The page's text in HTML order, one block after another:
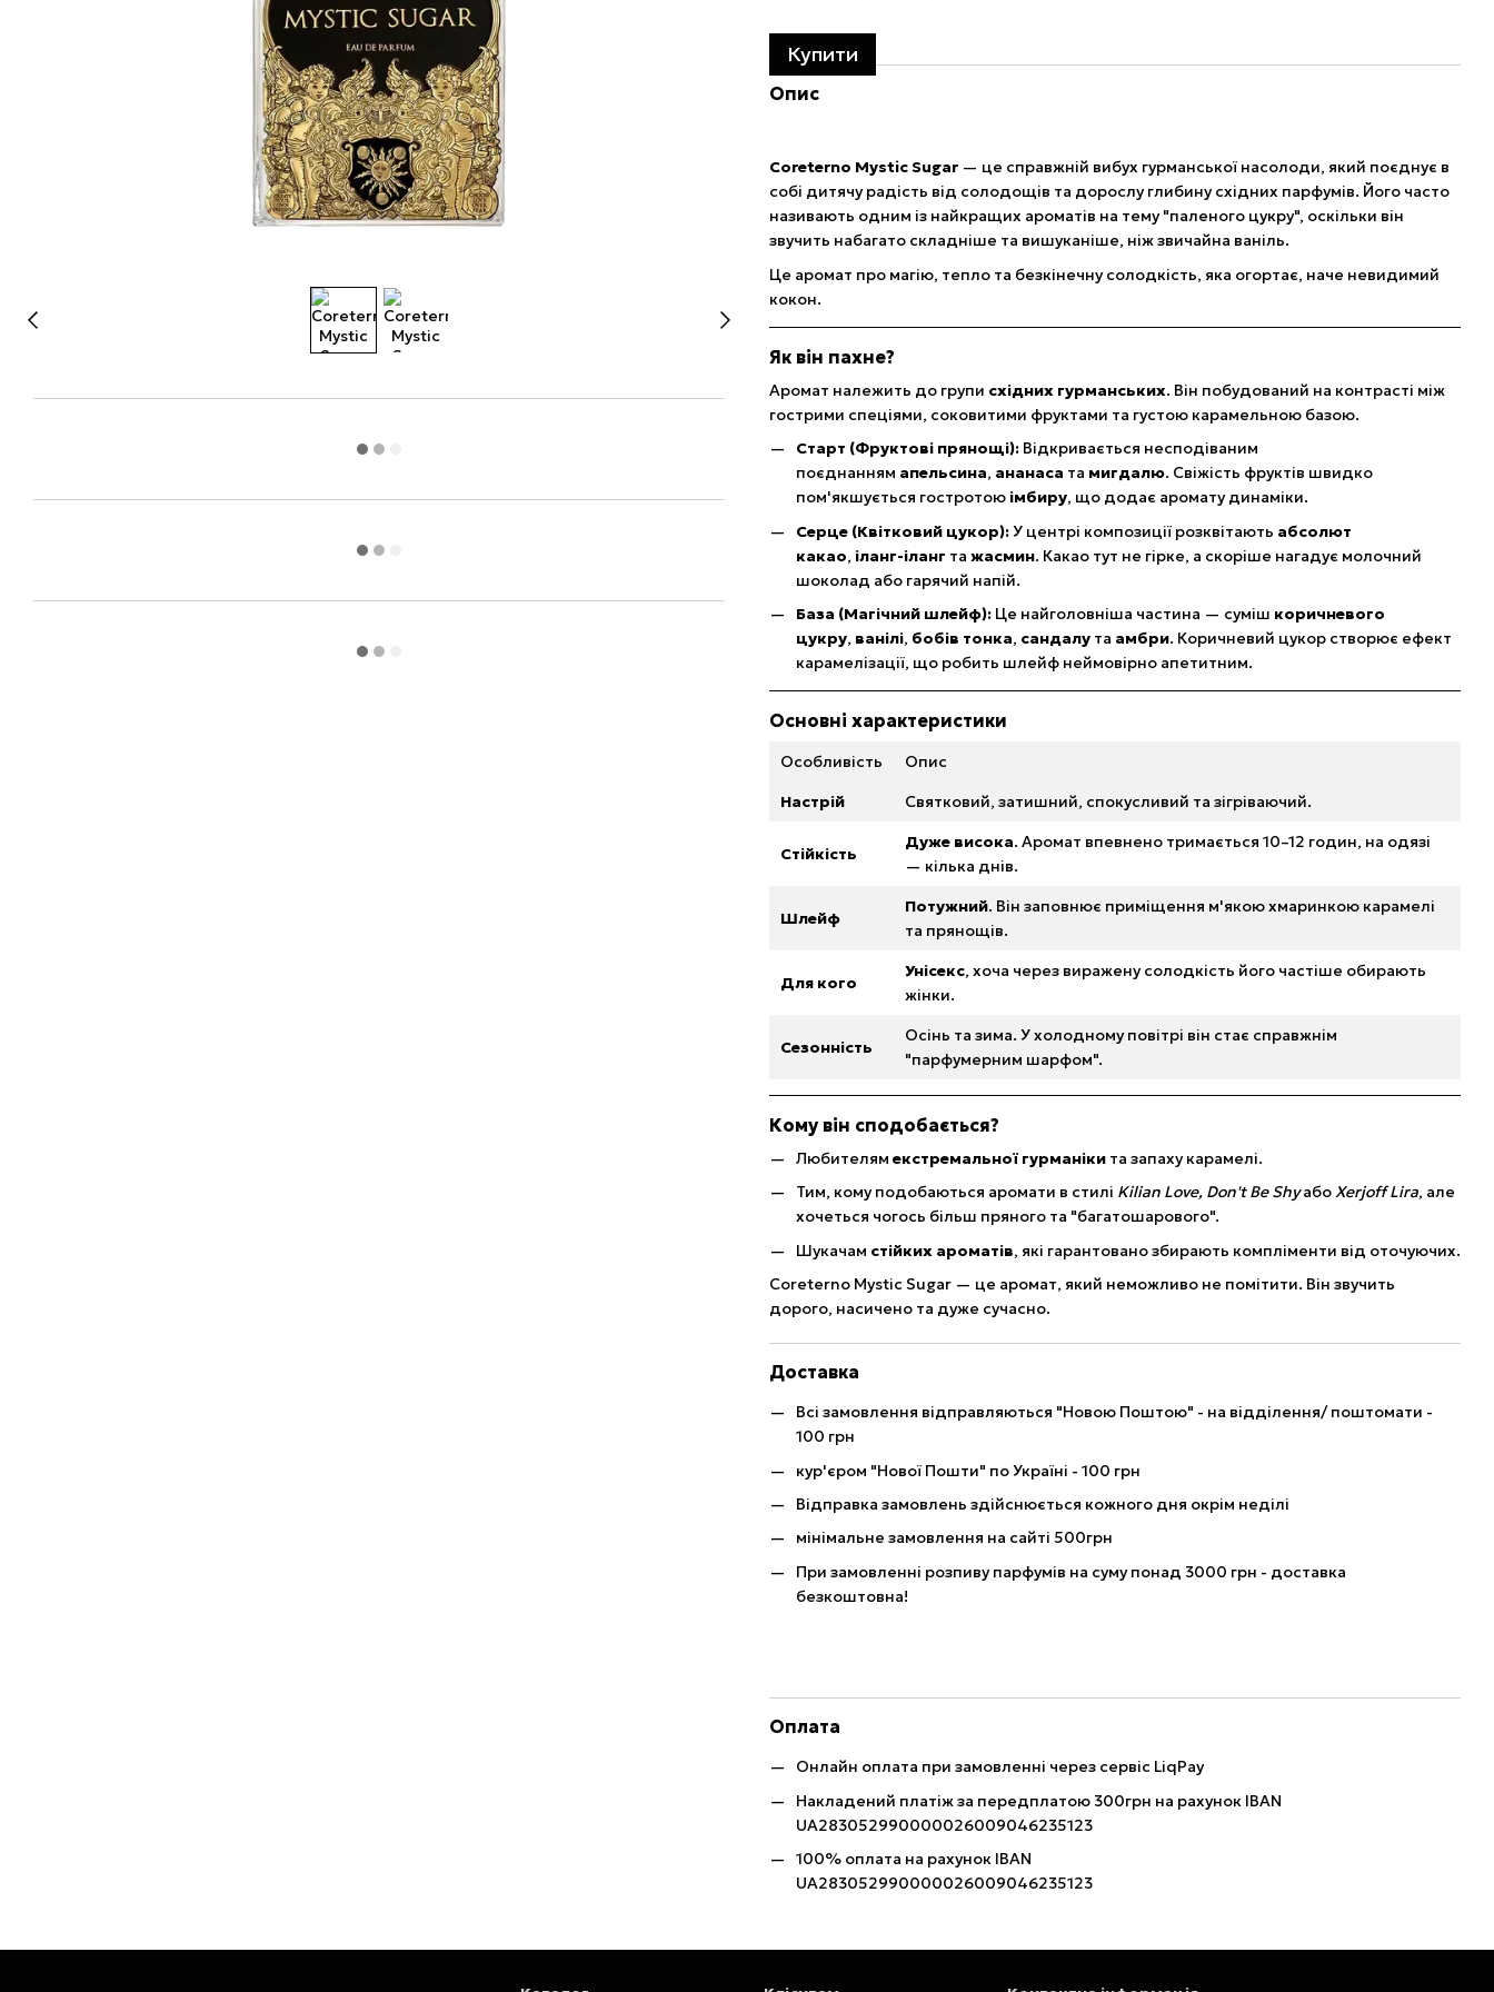
Купити
Опис
Coreterno Mystic Sugar — це справжній вибух гурманської насолоди, який поєднує в
собі дитячу радість від солодощів та дорослу глибину східних парфумів. Його часто
називають одним із найкращих ароматів на тему "паленого цукру", оскільки він
звучить набагато складніше та вишуканіше, ніж звичайна ваніль.
Це аромат про магію, тепло та безкінечну солодкість, яка огортає, наче невидимий
кокон.
Як він пахне?
Аромат належить до групи східних гурманських. Він побудований на контрасті між
гострими спеціями, соковитими фруктами та густою карамельною базою.
Старт (Фруктові прянощі): Відкривається несподіваним
поєднанням апельсина, ананаса та мигдалю. Свіжість фруктів швидко
пом'якшується гостротою імбиру, що додає аромату динаміки.
Серце (Квітковий цукор):У центрі композиції розквітають абсолют
какао, іланг-іланг та жасмин. Какао тут не гірке, а скоріше нагадує молочний
шоколад або гарячий напій.
База (Магічний шлейф): Це найголовніша частина — суміш коричневого
цукру, ванілі, бобів тонка, сандалу та амбри. Коричневий цукор створює ефект
карамелізації, що робить шлейф неймовірно апетитним.
Основні характеристики
Особливість
Опис
Настрій
Святковий, затишний, спокусливий та зігріваючий.
Стійкість
Дуже висока. Аромат впевнено тримається 10–12 годин, на одязі
— кілька днів.
Шлейф
Потужний. Він заповнює приміщення м'якою хмаринкою карамелі
та прянощів.
Для кого
Унісекс, хоча через виражену солодкість його частіше обирають
жінки.
Сезонність
Осінь та зима. У холодному повітрі він стає справжнім
"парфумерним шарфом".
Кому він сподобається?
Любителям екстремальної гурманіки та запаху карамелі.
Тим, кому подобаються аромати в стилі Kilian Love, Don't Be ShyабоXerjoff Lira, але
хочеться чогось більш пряного та "багатошарового".
Шукачам стійких ароматів, які гарантовано збирають компліменти від оточуючих.
Coreterno Mystic Sugar — це аромат, який неможливо не помітити. Він звучить
дорого, насичено та дуже сучасно.
Доставка
Всі замовлення відправляються "Новою Поштою" - на відділення/ поштомати -
100 грн
кур'єром "Нової Пошти" по Україні - 100 грн
Відправка замовлень здійснюється кожного дня окрім неділі
мінімальне замовлення на сайті 500грн
При замовленні розпиву парфумів на суму понад 3000 грн - доставка
безкоштовна!
Оплата
Онлайн оплата при замовленні через сервіс LiqPay
Накладений платіж за передплатою 300грн на рахунок IBAN
UA283052990000026009046235123
100% оплата на рахунок IBAN
UA283052990000026009046235123